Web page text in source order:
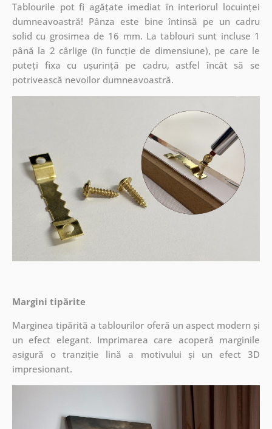
Tablourile pot fi agățate imediat în interiorul locuinței
dumneavoastră! Pânza este bine întinsă pe un cadru
solid cu grosimea de 16 mm. La tablouri sunt incluse 1
până la 2 cârlige (în funcție de dimensiune), pe care le
puteți fixa cu ușurință pe cadru, astfel încât să se
potrivească nevoilor dumneavoastră.
Margini tipărite
Marginea tipărită a tablourilor oferă un aspect modern și
un efect elegant. Imprimarea care acoperă marginile
asigură o tranziție lină a motivului și un efect 3D
impresionant.